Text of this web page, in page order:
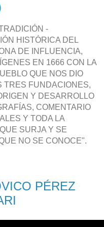
-
HISTÓRICA DEL
DE INFLUENCIA,
EN 1666 CON LA
QUE NOS DIO
TRES FUNDACIONES,
Y DESARROLLO
COMENTARIO
Y TODA LA
SURJA Y SE
NO SE CONOCE".
PÉREZ